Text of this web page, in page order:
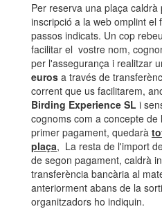
Per reserva una plaça
inscripció a la web omplint el
passos indicats. Un cop
facilitar el vostre nom,
per l'assegurança i realitzar
euros a través de
corrent que us facilitarem,
Birding Experience SL i
cognoms com a concepte
primer pagament, quedarà
plaça, La resta de l'import
de segon pagament, caldrà
transferència bancària al
anteriorment abans de la
organitzadors ho indiquin.